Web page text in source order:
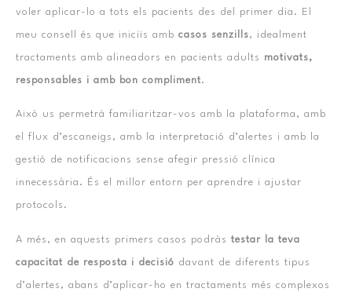
voler aplicar-lo a tots els pacients des del primer dia. El
meu consell és que iniciïs amb casos senzills, idealment
tractaments amb alineadors en pacients adults motivats,
responsables i amb bon compliment.
Això us permetrà familiaritzar-vos amb la plataforma, amb
el flux d’escaneigs, amb la interpretació d’alertes i amb la
gestió de notificacions sense afegir pressió clínica
innecessària. És el millor entorn per aprendre i ajustar
protocols.
A més, en aquests primers casos podràs testar la teva
capacitat de resposta i decisió davant de diferents tipus
d’alertes, abans d’aplicar-ho en tractaments més complexos